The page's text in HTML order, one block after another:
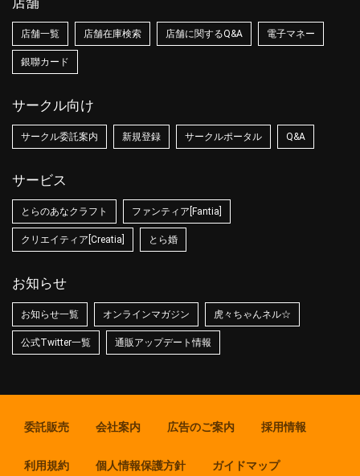
店舗一覧 店舗在庫検索 店舗に関するQ&A 電子マネー
銀聯カード
サークル向け
サークル委託案内 新規登録 サークルポータル Q&A
サービス
とらのあなクラフト ファンティア[Fantia]
クリエイティア[Creatia] とら婚
お知らせ
お知らせ一覧 オンラインマガジン 虎々ちゃんネル☆
公式Twitter一覧 通販アップデート情報
委託販売 会社案内 広告のご案内 採用情報
利用規約 個人情報保護方針 ガイドマップ